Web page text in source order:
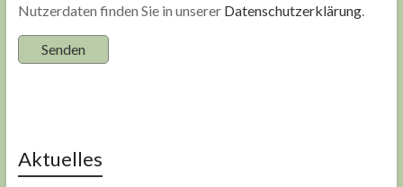
Nutzerdaten finden Sie in unserer Datenschutzerklärung.
Aktuelles